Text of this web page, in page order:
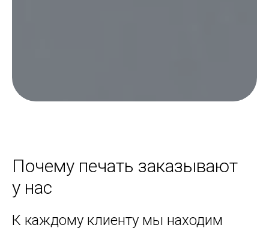
Почему печать заказывают
у нас
К каждому клиенту мы находим